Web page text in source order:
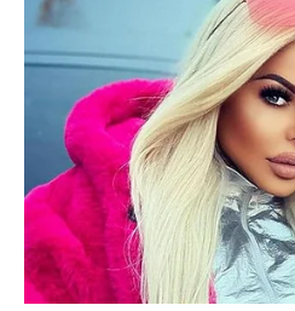
Фото ілюстративне, з вільних
Сподобалася стаття?
Facebook!